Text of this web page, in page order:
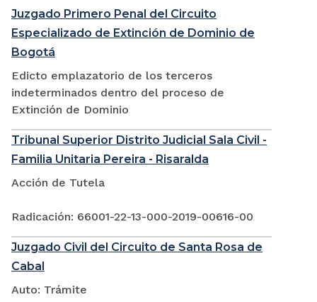
Juzgado Primero Penal del Circuito
Especializado de Extinción de Dominio de
Bogotá
Edicto emplazatorio de los terceros
indeterminados dentro del proceso de
Extinción de Dominio
Tribunal Superior Distrito Judicial Sala Civil -
Familia Unitaria Pereira - Risaralda
Acción de Tutela
Radicación: 66001-22-13-000-2019-00616-00
Juzgado Civil del Circuito de Santa Rosa de
Cabal
Auto: Trámite